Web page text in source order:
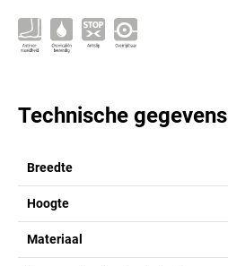
Technische gegevens
Breedte
Hoogte
Materiaal